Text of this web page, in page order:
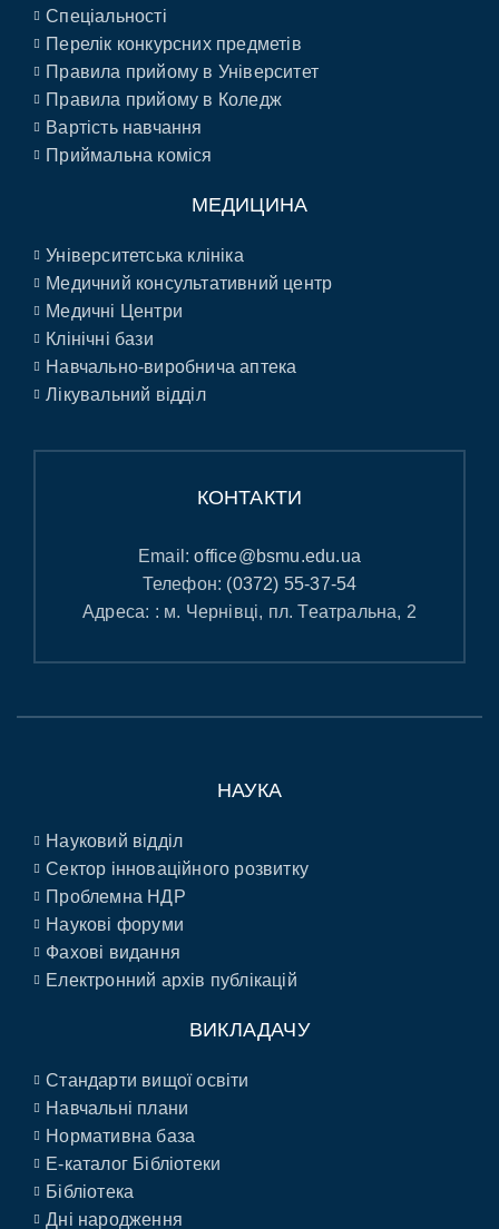
Спеціальності
Перелік конкурсних предметів
Правила прийому в Університет
Правила прийому в Коледж
Вартість навчання
Приймальна коміся
МЕДИЦИНА
Університетська клініка
Медичний консультативний центр
Медичні Центри
Клінічні бази
Навчально-виробнича аптека
Лікувальний відділ
КОНТАКТИ
Email:office@bsmu.edu.ua
Телефон: (0372) 55-37-54
Адреса: : м. Чернівці, пл. Театральна, 2
НАУКА
Науковий відділ
Сектор інноваційного розвитку
Проблемна НДР
Наукові форуми
Фахові видання
Електронний архів публікацій
ВИКЛАДАЧУ
Стандарти вищої освіти
Навчальні плани
Нормативна база
E-каталог Бібліотеки
Бібліотека
Дні народження